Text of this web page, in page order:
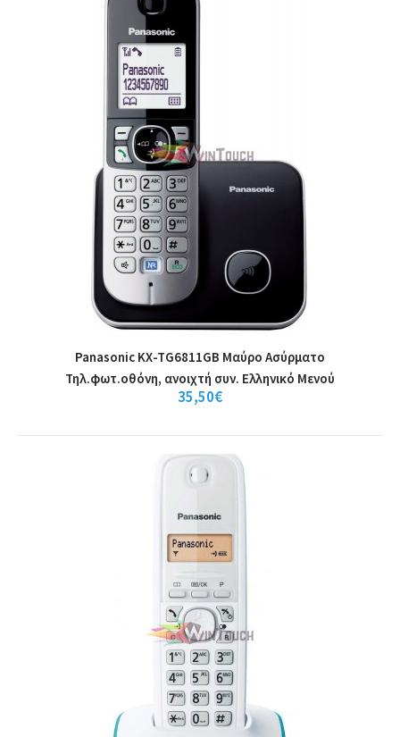
Gigaset A270 Ασύρματο Τηλέφωνο με
Aνοιχτή Aκρόαση - Μαύρο
Gigaset A270 Ασύρματο Τηλέφωνο με Aνοιχτή Aκρόαση -
ΜαύροΧαρακτηριστικάΟθόνηΜονόχρωμηΘέσεις Μνήμης80..
35,00€
Καλάθι
+Σύγκριση
Αγαπημένο
Panasonic KX-TG6811GB Μαύρο Ασύρματο
Τηλ.φωτ.οθόνη, ανοιχτή συν. Ελληνικό Μενού
35,50€